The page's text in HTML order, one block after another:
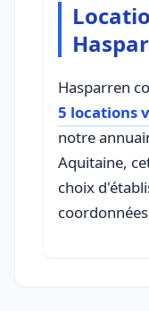
Hasparren
5 locations
notre
Aquitaine,
choix